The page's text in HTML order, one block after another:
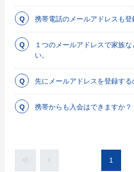
携帯電話のメールアドレスも
１つのメールアドレスで家族
い。
先にメールアドレスを登録す
携帯からも入会はできますか？
1